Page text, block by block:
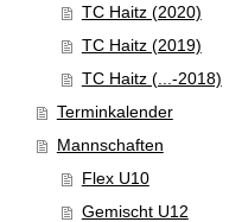
TC Haitz (2020)
TC Haitz (2019)
TC Haitz (...-2018)
Terminkalender
Mannschaften
Flex U10
Gemischt U12